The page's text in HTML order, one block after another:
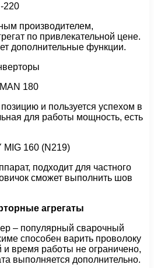
220
производителем,
по привлекательной цене.
дополнительные функции.
180
и пользуется успехом в
для работы мощность, есть
MIG 160 (N219)
подходит для частного
сможет выполнить шов
агрегаты
– популярный сварочный
способен варить проволоку
время работы не ограничено,
выполняется дополнительно.